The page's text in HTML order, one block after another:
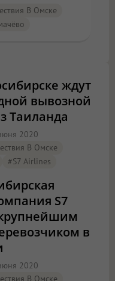
В Омске
ждут
вывозной
Таиланда
2020
В Омске
#S7 Airlines
S7
в
2020
В Омске